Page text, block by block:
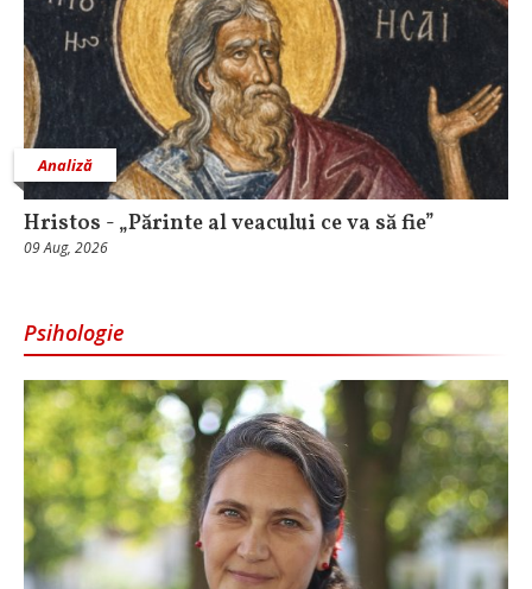
Analiză
Hristos - „Părinte al veacului ce va să fie”
09 Aug, 2026
Psihologie